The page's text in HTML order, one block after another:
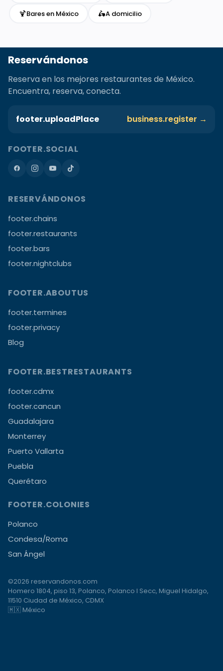
🍹Bares en México 🛵A domicilio
Reservándonos
Reserva en los mejores restaurantes de México.
Encuentra, reserva, conecta.
footer.uploadPlace business.register →
FOOTER.SOCIAL
RESERVÁNDONOS
footer.chains
footer.restaurants
footer.bars
footer.nightclubs
FOOTER.ABOUTUS
footer.termines
footer.privacy
Blog
FOOTER.BESTRESTAURANTS
footer.cdmx
footer.cancun
Guadalajara
Monterrey
Puerto Vallarta
Puebla
Querétaro
FOOTER.COLONIES
Polanco
Condesa/Roma
San Ángel
©2026 reservandonos.com
Homero 1804, piso 13, Polanco, Polanco I Secc, Miguel Hidalgo,
11510 Ciudad de México, CDMX
🇲🇽 México